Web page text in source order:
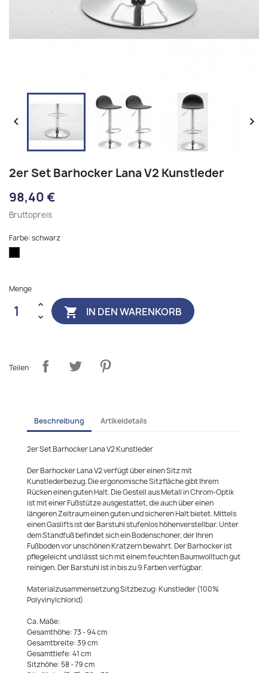
 
2er Set Barhocker Lana V2 Kunstleder
98,40 €
Bruttopreis
Farbe: schwarz
schwarz
Menge
 IN DEN WARENKORB
Teilen
Beschreibung Artikeldetails
2er Set Barhocker Lana V2 Kunstleder
Der Barhocker Lana V2 verfügt über einen Sitz mit
Kunstlederbezug. Die ergonomische Sitzfläche gibt Ihrem
Rücken einen guten Halt. Die Gestell aus Metall in Chrom-Optik
ist mit einer Fußstütze ausgestattet, die auch über einen
längeren Zeitraum einen guten und sicheren Halt bietet. Mittels
einen Gaslifts ist der Barstuhl stufenlos höhenverstellbar. Unter
dem Standfuß befindet sich ein Bodenschoner, der Ihren
Fußboden vor unschönen Kratzern bewahrt. Der Barhocker ist
pflegeleicht und lässt sich mit einem feuchten Baumwolltuch gut
reinigen. Der Barstuhl ist in bis zu 9 Farben verfügbar.
Materialzusammensetzung Sitzbezug: Kunstleder (100%
Polyvinylchlorid)
Ca. Maße:
Gesamthöhe: 73 - 94 cm
Gesamtbreite: 39 cm
Gesamttiefe: 41 cm
Sitzhöhe: 58 - 79 cm